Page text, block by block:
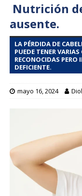
Nutrición
ausente.
LA PÉRDIDA DE
PUEDE TENER
RECONOCIDAS
DEFICIENTE.
mayo 16, 2024